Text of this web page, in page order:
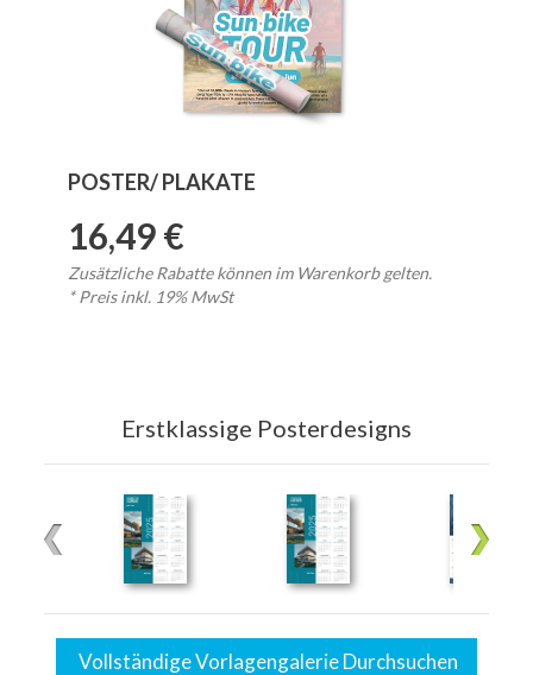
POSTER/ PLAKATE
16,49 €
Zusätzliche Rabatte können im Warenkorb gelten.
* Preis inkl. 19% MwSt
Erstklassige Posterdesigns
Vollständige Vorlagengalerie Durchsuchen